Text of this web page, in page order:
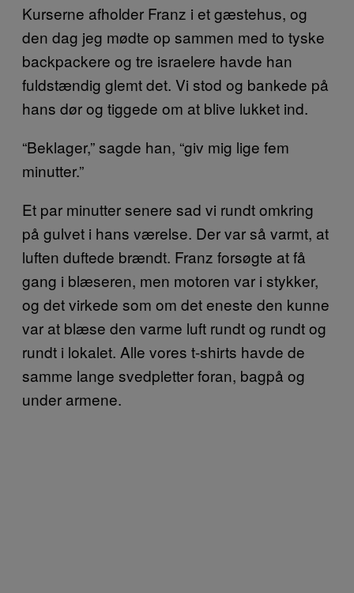
Kurserne afholder Franz i et gæstehus, og
den dag jeg mødte op sammen med to tyske
backpackere og tre israelere havde han
fuldstændig glemt det. Vi stod og bankede på
hans dør og tiggede om at blive lukket ind.
“Beklager,” sagde han, “giv mig lige fem
minutter.”
Et par minutter senere sad vi rundt omkring
på gulvet i hans værelse. Der var så varmt, at
luften duftede brændt. Franz forsøgte at få
gang i blæseren, men motoren var i stykker,
og det virkede som om det eneste den kunne
var at blæse den varme luft rundt og rundt og
rundt i lokalet. Alle vores t-shirts havde de
samme lange svedpletter foran, bagpå og
under armene.